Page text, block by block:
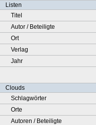
Listen
Titel
Autor / Beteiligte
Ort
Verlag
Jahr
Clouds
Schlagwörter
Orte
Autoren / Beteiligte